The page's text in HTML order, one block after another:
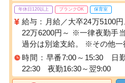
年休日120以上 ブランクOK 保育室
給与：月給／大卒24万5100
22万6200円～ ※一律夜勤手
過分は別途支給。 ※その他一
時間：早番7:00～15:30 日
22:30 夜勤16:30～翌9:00